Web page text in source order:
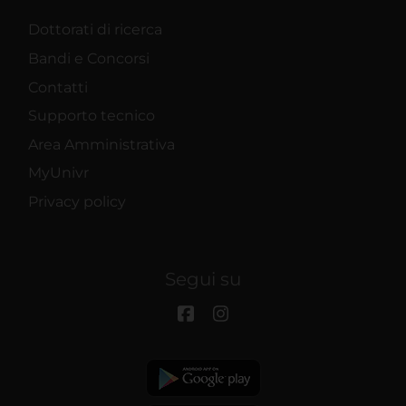
Dottorati di ricerca
Bandi e Concorsi
Contatti
Supporto tecnico
Area Amministrativa
MyUnivr
Privacy policy
Segui su